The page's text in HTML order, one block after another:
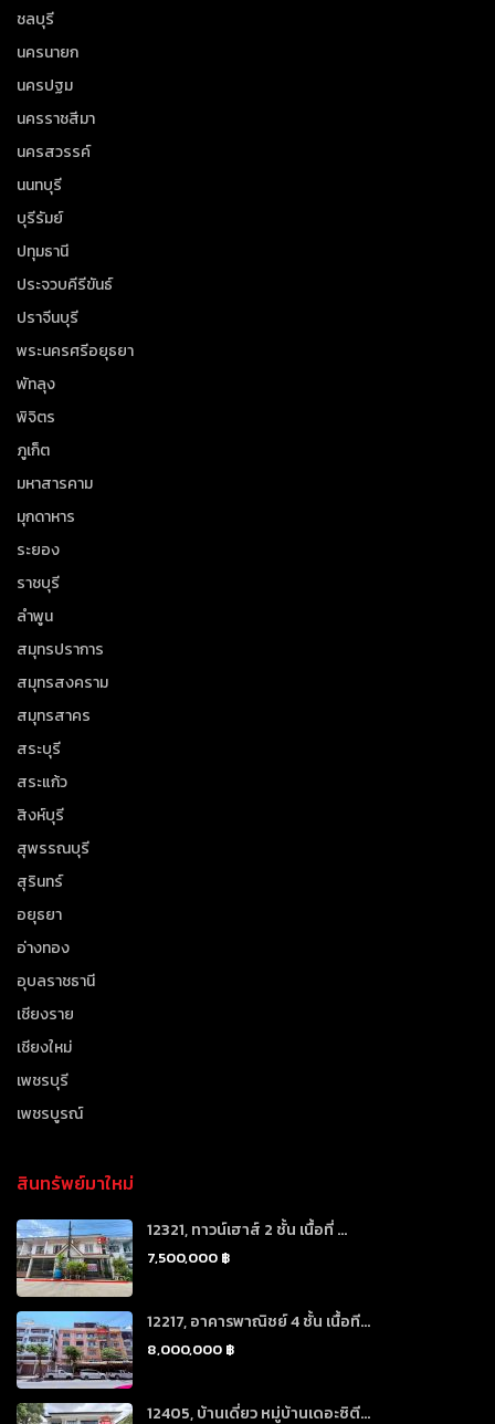
ชลบุรี
นครนายก
นครปฐม
นครราชสีมา
นครสวรรค์
นนทบุรี
บุรีรัมย์
ปทุมธานี
ประจวบคีรีขันธ์
ปราจีนบุรี
พระนครศรีอยุธยา
พัทลุง
พิจิตร
ภูเก็ต
มหาสารคาม
มุกดาหาร
ระยอง
ราชบุรี
ลำพูน
สมุทรปราการ
สมุทรสงคราม
สมุทรสาคร
สระบุรี
สระแก้ว
สิงห์บุรี
สุพรรณบุรี
สุรินทร์
อยุธยา
อ่างทอง
อุบลราชธานี
เชียงราย
เชียงใหม่
เพชรบุรี
เพชรบูรณ์
สินทรัพย์มาใหม่
12321, ทาวน์เฮาส์ 2 ชั้น เนื้อที่ ...
7,500,000 ฿
12217, อาคารพาณิชย์ 4 ชั้น เนื้อที...
8,000,000 ฿
12405, บ้านเดี่ยว หมู่บ้านเดอะซิตี...